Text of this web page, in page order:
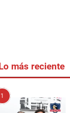
Lo más reciente
1